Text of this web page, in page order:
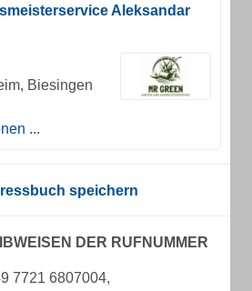
Aleksandar
Biesingen
...
speichern
DER RUFNUMMER
7721 6807004,